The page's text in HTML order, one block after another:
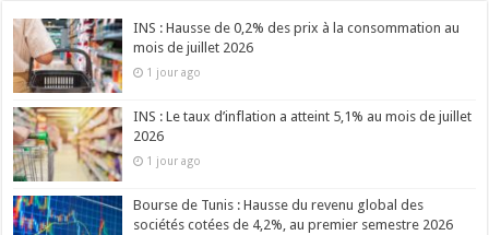
INS : Hausse de 0,2% des prix à la consommation au
mois de juillet 2026
1 jour ago
INS : Le taux d’inflation a atteint 5,1% au mois de juillet
2026
1 jour ago
Bourse de Tunis : Hausse du revenu global des
sociétés cotées de 4,2%, au premier semestre 2026